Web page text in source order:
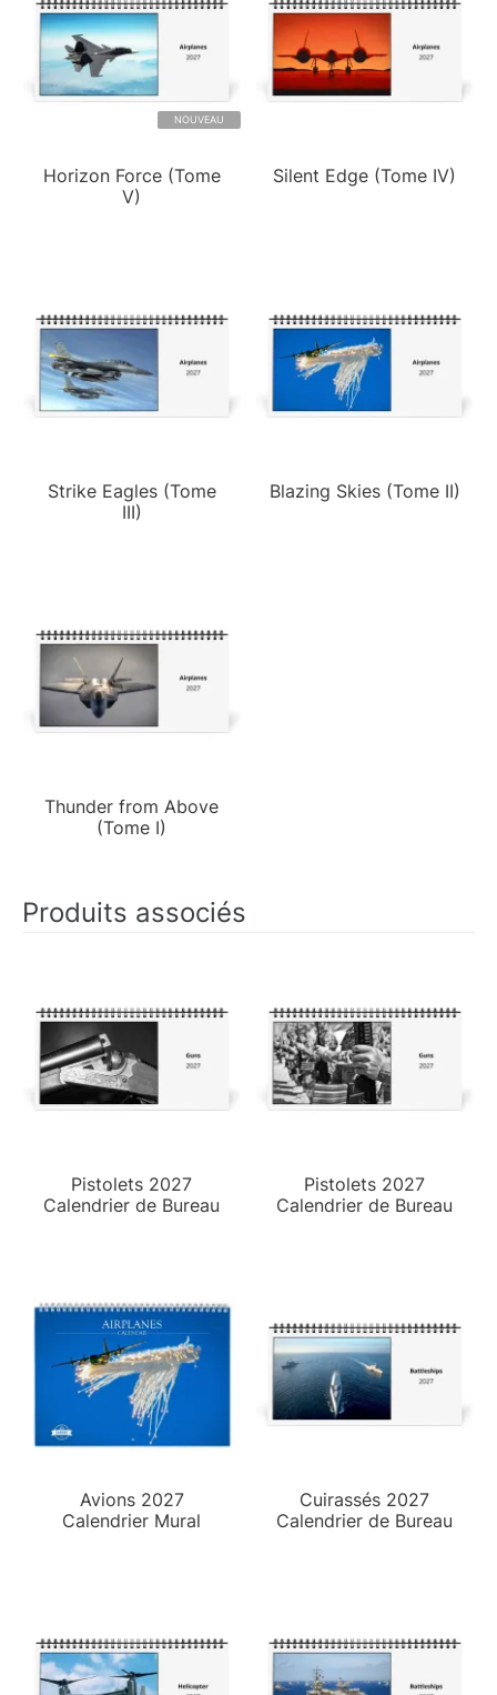
NOUVEAU
Horizon Force (Tome
V)
Silent Edge (Tome IV)
Strike Eagles (Tome
III)
Blazing Skies (Tome II)
Thunder from Above
(Tome I)
Produits associés
Pistolets 2027
Calendrier de Bureau
Pistolets 2027
Calendrier de Bureau
Avions 2027
Calendrier Mural
Cuirassés 2027
Calendrier de Bureau